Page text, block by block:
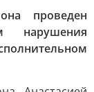
проведен
нарушения